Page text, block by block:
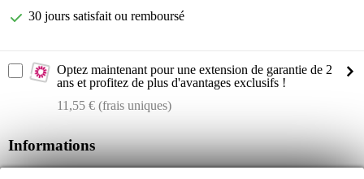
30 jours satisfait ou remboursé
Optez maintenant pour une extension de garantie de 2
ans et profitez de plus d'avantages exclusifs !
11,55 € (frais uniques)
Informations